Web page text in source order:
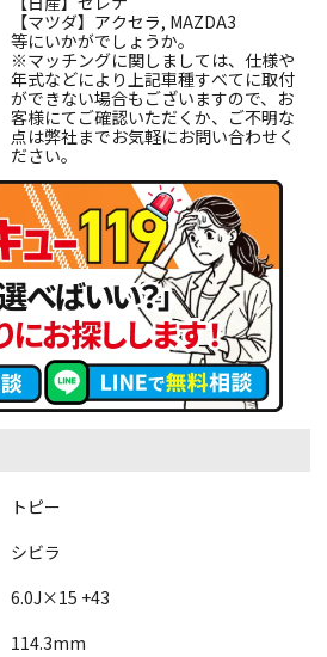
【マツダ】アクセラ, MAZDA3
等にいかがでしょうか。
※マッチングに関しましては、仕様や
年式などにより上記車種すべてに取付
ができない場合もございますので、お
客様にてご確認いただくか、ご不明な
点は弊社までお気軽にお問い合わせく
ださい。
トピー
シビラ
6.0J×15 +43
114.3mm